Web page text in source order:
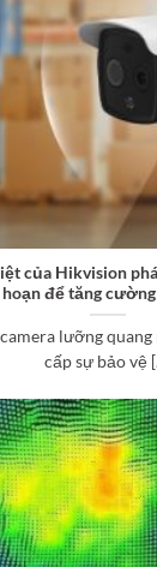
của Hikvision
hoạn để tăng
lưỡng
cấp sự bảo vệ